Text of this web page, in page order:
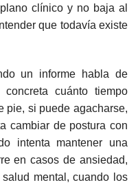
clínico y no baja al
que todavía existe
un informe habla de
cuánto tiempo
pie, si puede agacharse,
cambiar de postura con
intenta mantener una
en casos de ansiedad,
mental, cuando los